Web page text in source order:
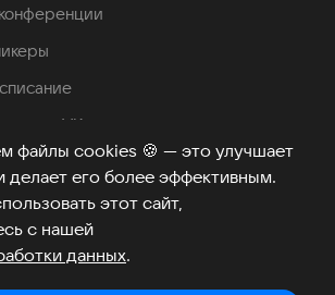
файлы cookies 🍪 — это улучшает
делает его более эффективным.
этот сайт,
с нашей
данных.
VK
проведения
задаваемые вопросы
Хабр
©2026